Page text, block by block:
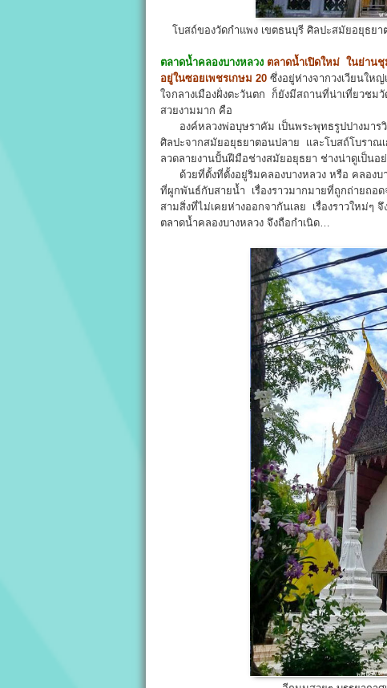
โบสถ์ของวัดกำแพง เขตธนบุรี ศิลปะสมัยอยุธย
ตลาดน้ำคลองบางหลวง ตลาดน้ำเปิดใหม่ ในย่าน
อยู่ในซอยเพชรเกษม 20 ซึ่งอยู่ห่างจากวงเวียนให
ใจกลางเมืองฝั่งตะวันตก ก็ยังมีสถานที่น่าเที่ยวช
สวยงามมาก คือ
องค์หลวงพ่อบุษราคัม เป็นพระพุทธรูปปางมาร
ศิลปะจากสมัยอยุธยาตอนปลาย และโบสถ์โบรา
ลวดลายงานปั้นฝีมือช่างสมัยอยุธยา ช่างน่าดูเป็นอ
ด้วยที่ตั้งที่ตั้งอยู่ริมคลองบางหลวง หรือ คลองบ
ที่ผูกพันธ์กับสายน้ำ เรื่องราวมากมายที่ถูกถ่ายถ
สามสิ่งที่ไม่เคยห่างออกจากันเลย เรื่องราวใหม่ๆ
ตลาดน้ำคลองบางหลวง จึงถือกำเนิด…